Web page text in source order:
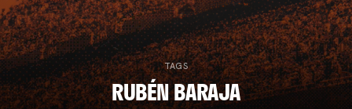
TAGS
RUBÉN BARAJA